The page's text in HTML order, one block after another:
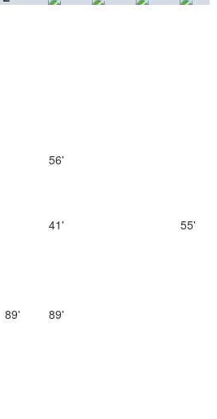
56'
41' 55'
89' 89'